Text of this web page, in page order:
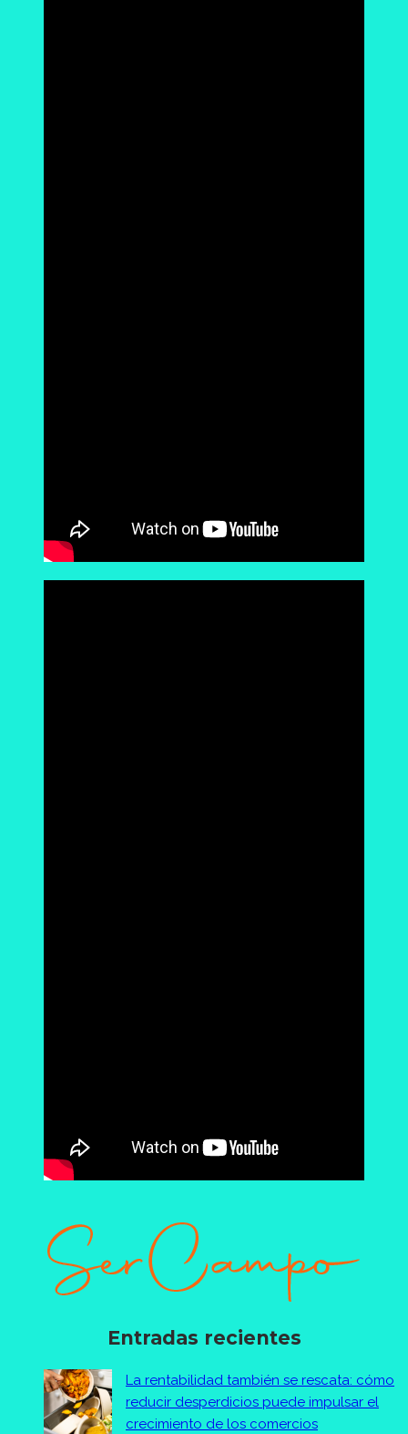
Entradas recientes
La rentabilidad también se rescata: cómo
reducir desperdicios puede impulsar el
crecimiento de los comercios